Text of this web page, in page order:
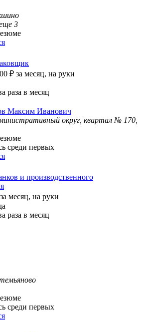
3
₽ за месяц, на руки
раза в месяц
Максим Иванович
округ, квартал № 170,
среди первых
и производственного
за месяц, на руки
раза в месяц
среди первых